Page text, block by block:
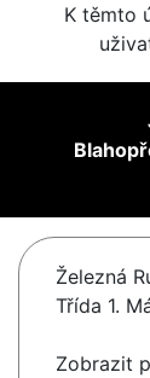
K těmto
Železná
Třída 1.
Zobrazit